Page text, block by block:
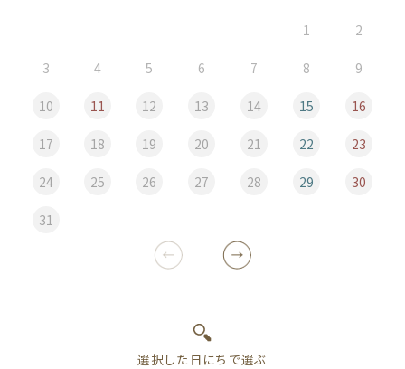
1 2
3 4 5 6 7 8 9
10 11 12 13 14 15 16
17 18 19 20 21 22 23
24 25 26 27 28 29 30
31